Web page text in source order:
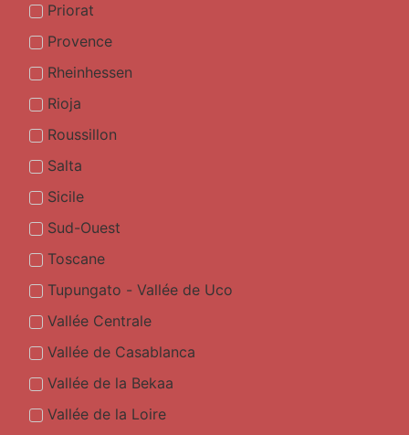
Priorat
Provence
Rheinhessen
Rioja
Roussillon
Salta
Sicile
Sud-Ouest
Toscane
Tupungato - Vallée de Uco
Vallée Centrale
Vallée de Casablanca
Vallée de la Bekaa
Vallée de la Loire